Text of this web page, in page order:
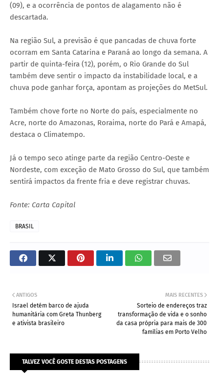
(09), e a ocorrência de pontos de alagamento não é
descartada.
Na região Sul, a previsão é que pancadas de chuva forte
ocorram em Santa Catarina e Paraná ao longo da semana. A
partir de quinta-feira (12), porém, o Rio Grande do Sul
também deve sentir o impacto da instabilidade local, e a
chuva pode ganhar força, apontam as projeções do MetSul.
Também chove forte no Norte do país, especialmente no
Acre, norte do Amazonas, Roraima, norte do Pará e Amapá,
destaca o Climatempo.
Já o tempo seco atinge parte da região Centro-Oeste e
Nordeste, com exceção de Mato Grosso do Sul, que também
sentirá impactos da frente fria e deve registrar chuvas.
Fonte: Carta Capital
BRASIL
MAIS RECENTES
Sorteio de endereços traz
transformação de vida e o sonho
da casa própria para mais de 300
famílias em Porto Velho
ANTIGOS
Israel detém barco de ajuda
humanitária com Greta Thunberg
e ativista brasileiro
TALVEZ VOCÊ GOSTE DESTAS POSTAGENS